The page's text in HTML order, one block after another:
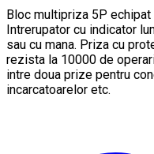
Bloc multipriza 5P
Intrerupator cu indicator
sau cu mana. Priza cu
rezista la 10000 de
intre doua prize pentru
incarcatoarelor etc.